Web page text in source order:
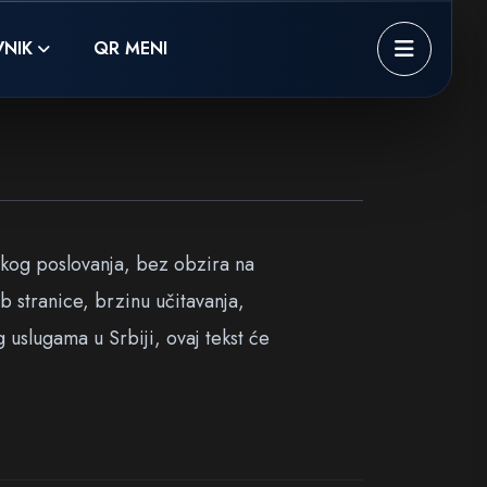
QR MENI
poslovanja, bez obzira na
stranice, brzinu učitavanja,
u Srbiji, ovaj tekst će